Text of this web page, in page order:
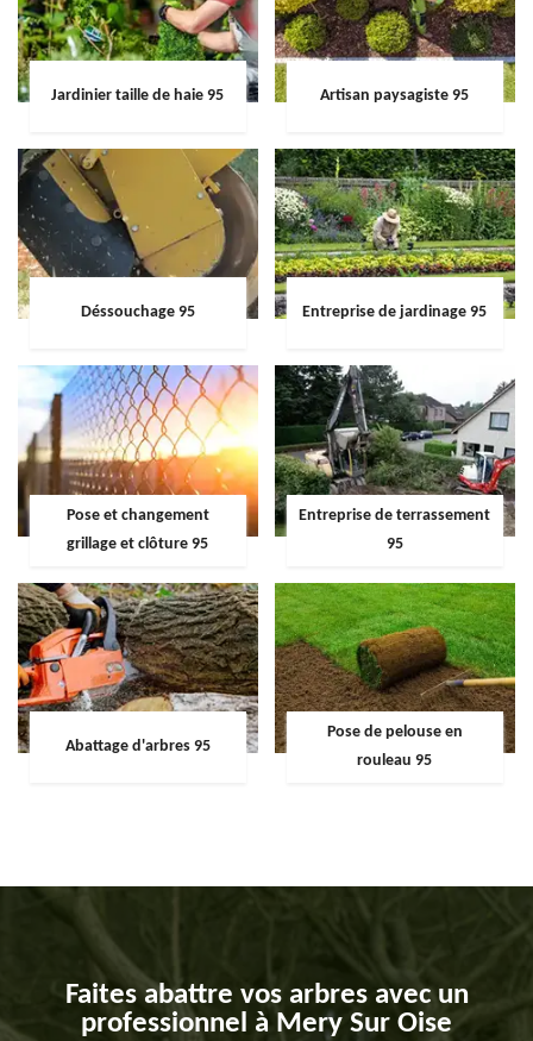
Jardinier taille de haie 95 Artisan paysagiste 95
Déssouchage 95 Entreprise de jardinage 95
Pose et changement
grillage et clôture 95
Entreprise de terrassement
95
Abattage d'arbres 95
Pose de pelouse en
rouleau 95
Faites abattre vos arbres avec un
professionnel à Mery Sur Oise